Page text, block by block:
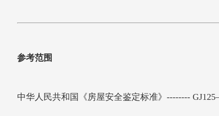
参考范围
中华人民共和国《房屋安全鉴定标准》--------